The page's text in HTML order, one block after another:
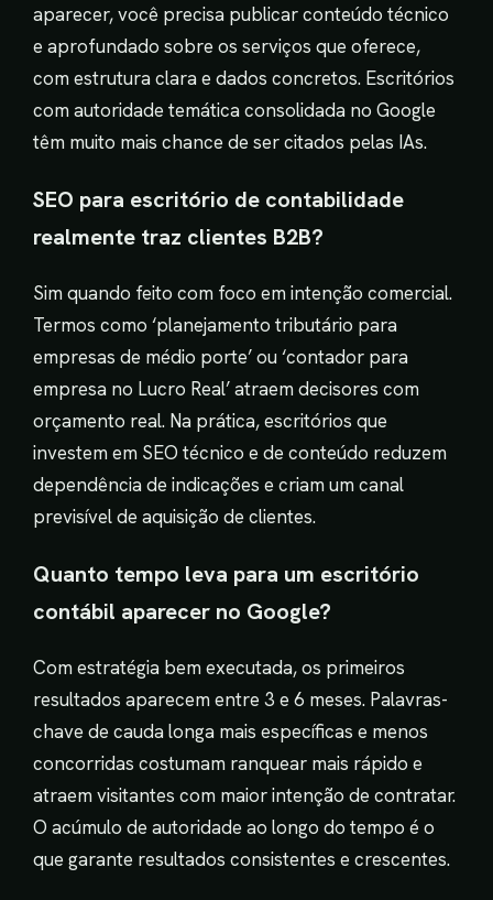
aparecer, você precisa publicar conteúdo técnico
e aprofundado sobre os serviços que oferece,
com estrutura clara e dados concretos. Escritórios
com autoridade temática consolidada no Google
têm muito mais chance de ser citados pelas IAs.
SEO para escritório de contabilidade
realmente traz clientes B2B?
Sim quando feito com foco em intenção comercial.
Termos como ‘planejamento tributário para
empresas de médio porte’ ou ‘contador para
empresa no Lucro Real’ atraem decisores com
orçamento real. Na prática, escritórios que
investem em SEO técnico e de conteúdo reduzem
dependência de indicações e criam um canal
previsível de aquisição de clientes.
Quanto tempo leva para um escritório
contábil aparecer no Google?
Com estratégia bem executada, os primeiros
resultados aparecem entre 3 e 6 meses. Palavras-
chave de cauda longa mais específicas e menos
concorridas costumam ranquear mais rápido e
atraem visitantes com maior intenção de contratar.
O acúmulo de autoridade ao longo do tempo é o
que garante resultados consistentes e crescentes.